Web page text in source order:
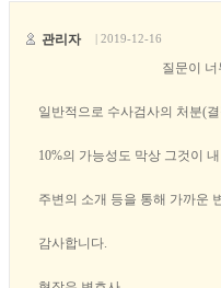
관리자 | 2019-12-16
질문이
일반적으로 수사검사의 처분(
10%의 가능성도 막상 그것이
주변의 소개 등을 통해 가까운
감사합니다.